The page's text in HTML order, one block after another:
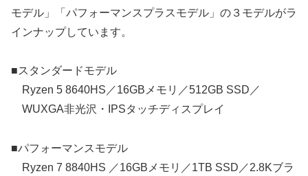
モデル」「パフォーマンスプラスモデル」の３モデルがラ
インナップしています。
■スタンダードモデル
Ryzen 5 8640HS／16GBメモリ／512GB SSD／
WUXGA非光沢・IPSタッチディスプレイ
■パフォーマンスモデル
Ryzen 7 8840HS ／16GBメモリ／1TB SSD／2.8Kブラ